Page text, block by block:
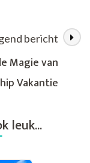
bericht
Magie van
Vakantie
leuk...